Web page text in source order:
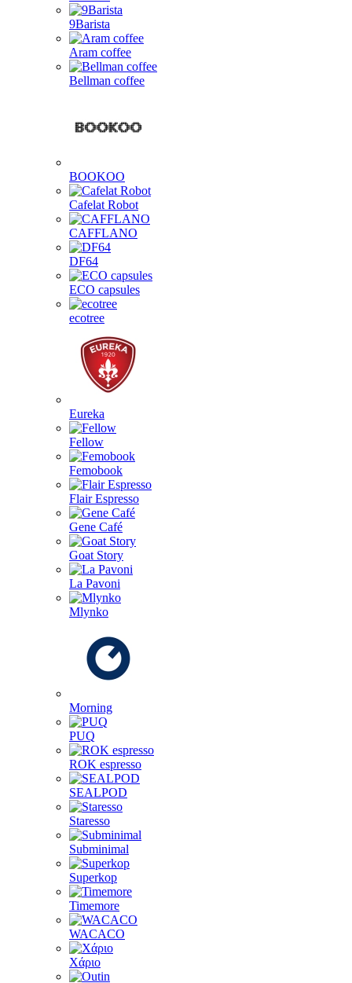
9Barista
Aram coffee
Bellman coffee
BOOKOO
Cafelat Robot
CAFFLANO
DF64
ECO capsules
ecotree
Eureka
Fellow
Femobook
Flair Espresso
Gene Café
Goat Story
La Pavoni
Mlynko
Morning
PUQ
ROK espresso
SEALPOD
Staresso
Subminimal
Superkop
Timemore
WACACO
Χάριο